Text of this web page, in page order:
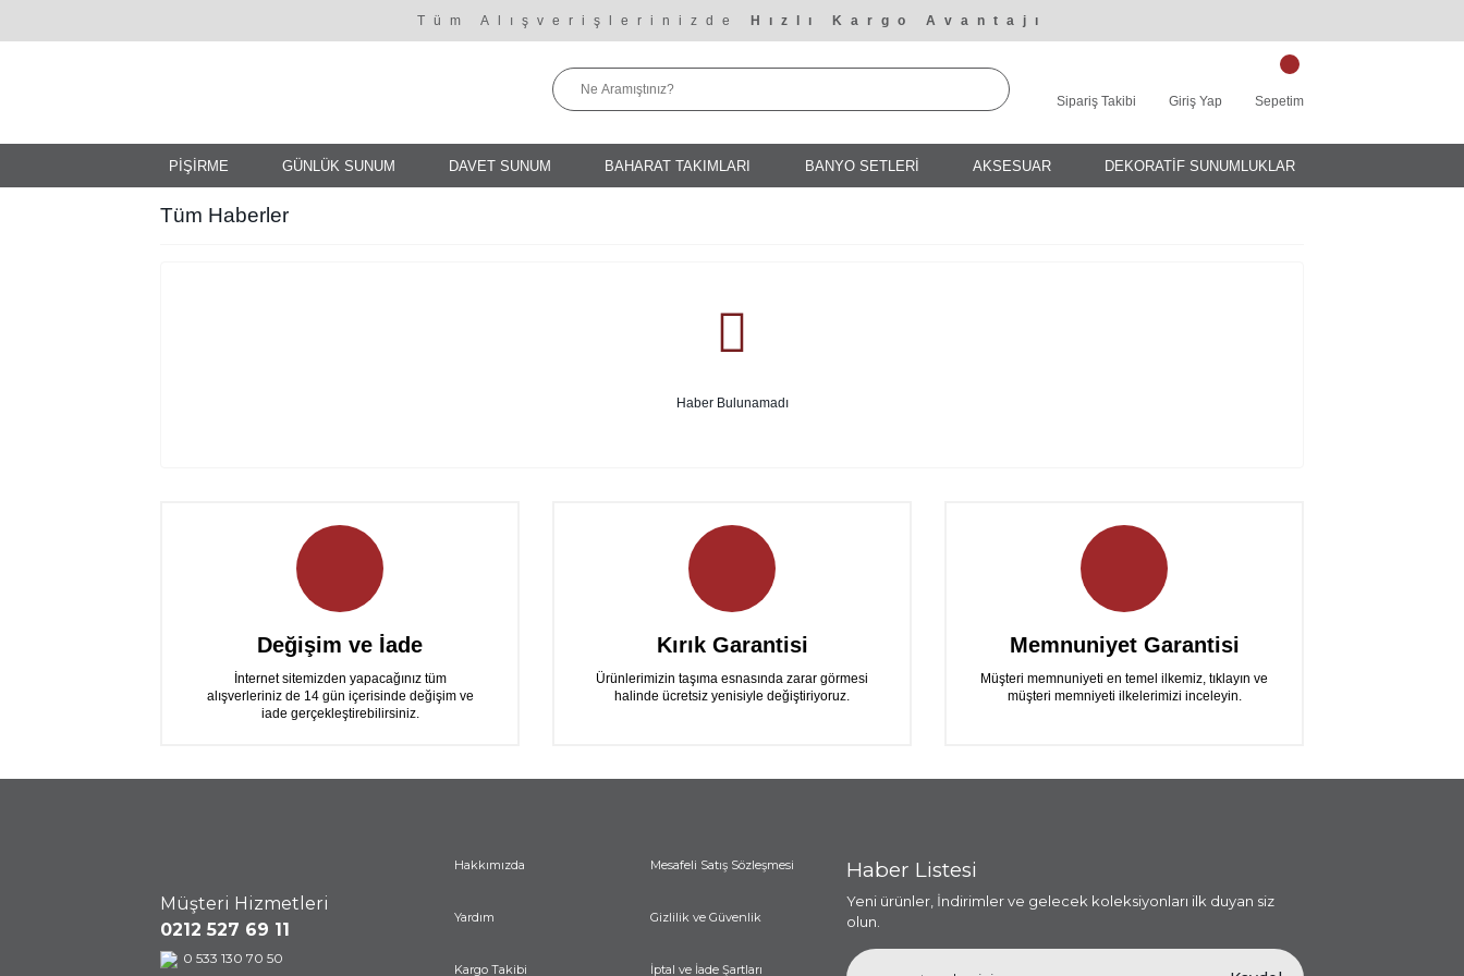
Tüm Alışverişlerinizde Hızlı Kargo Avantajı
Sipariş Takibi Giriş Yap Sepetim
PİŞİRME GÜNLÜK SUNUM DAVET SUNUM BAHARAT TAKIMLARI BANYO SETLERİ AKSESUAR DEKORATİF SUNUMLUKLAR
Tüm Haberler
Haber Bulunamadı
Değişim ve İade
İnternet sitemizden yapacağınız tüm
alışverleriniz de 14 gün içerisinde değişim ve
iade gerçekleştirebilirsiniz.
Kırık Garantisi
Ürünlerimizin taşıma esnasında zarar görmesi
halinde ücretsiz yenisiyle değiştiriyoruz.
Memnuniyet Garantisi
Müşteri memnuniyeti en temel ilkemiz, tıklayın ve
müşteri memniyeti ilkelerimizi inceleyin.
Müşteri Hizmetleri
0212 527 69 11
0 533 130 70 50
Hakkımızda
Yardım
Kargo Takibi
Mesafeli Satış Sözleşmesi
Gizlilik ve Güvenlik
İptal ve İade Şartları
Haber Listesi
Yeni ürünler, İndirimler ve gelecek koleksiyonları ilk duyan siz
olun.